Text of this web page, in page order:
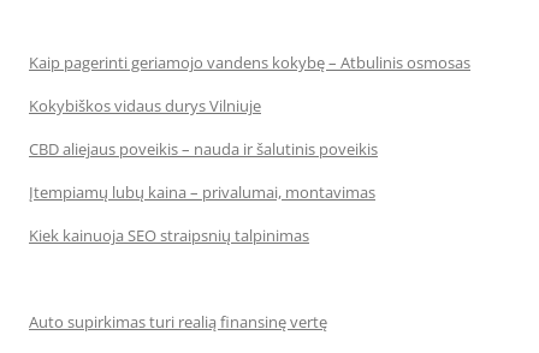
Kaip pagerinti geriamojo vandens kokybę – Atbulinis osmosas
Kokybiškos vidaus durys Vilniuje
CBD aliejaus poveikis – nauda ir šalutinis poveikis
Įtempiamų lubų kaina – privalumai, montavimas
Kiek kainuoja SEO straipsnių talpinimas
Auto supirkimas turi realią finansinę vertę